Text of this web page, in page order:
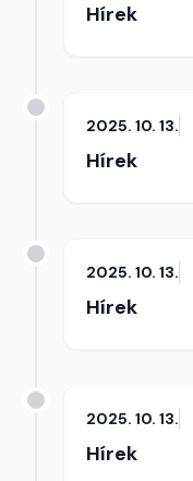
Hírek
2025. 10. 13.
Hírek
2025. 10. 13.
Hírek
2025. 10. 13.
Hírek